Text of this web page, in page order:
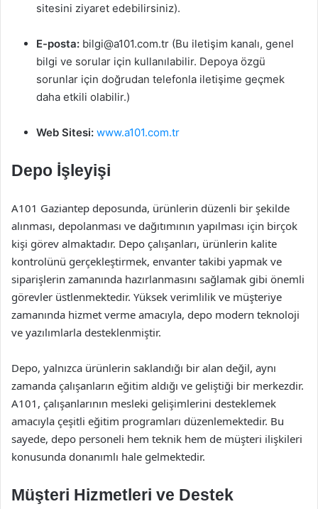
sitesini ziyaret edebilirsiniz).
E-posta: bilgi@a101.com.tr (Bu iletişim kanalı, genel
bilgi ve sorular için kullanılabilir. Depoya özgü
sorunlar için doğrudan telefonla iletişime geçmek
daha etkili olabilir.)
Web Sitesi: www.a101.com.tr
Depo İşleyişi
A101 Gaziantep deposunda, ürünlerin düzenli bir şekilde
alınması, depolanması ve dağıtımının yapılması için birçok
kişi görev almaktadır. Depo çalışanları, ürünlerin kalite
kontrolünü gerçekleştirmek, envanter takibi yapmak ve
siparişlerin zamanında hazırlanmasını sağlamak gibi önemli
görevler üstlenmektedir. Yüksek verimlilik ve müşteriye
zamanında hizmet verme amacıyla, depo modern teknoloji
ve yazılımlarla desteklenmiştir.
Depo, yalnızca ürünlerin saklandığı bir alan değil, aynı
zamanda çalışanların eğitim aldığı ve geliştiği bir merkezdir.
A101, çalışanlarının mesleki gelişimlerini desteklemek
amacıyla çeşitli eğitim programları düzenlemektedir. Bu
sayede, depo personeli hem teknik hem de müşteri ilişkileri
konusunda donanımlı hale gelmektedir.
Müşteri Hizmetleri ve Destek